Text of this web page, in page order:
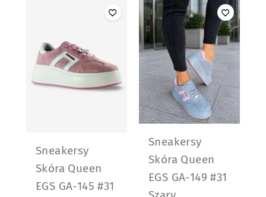
Sneakersy
Skóra Queen
EGS GA-145 #31
Sneakersy
Skóra Queen
EGS GA-149 #31